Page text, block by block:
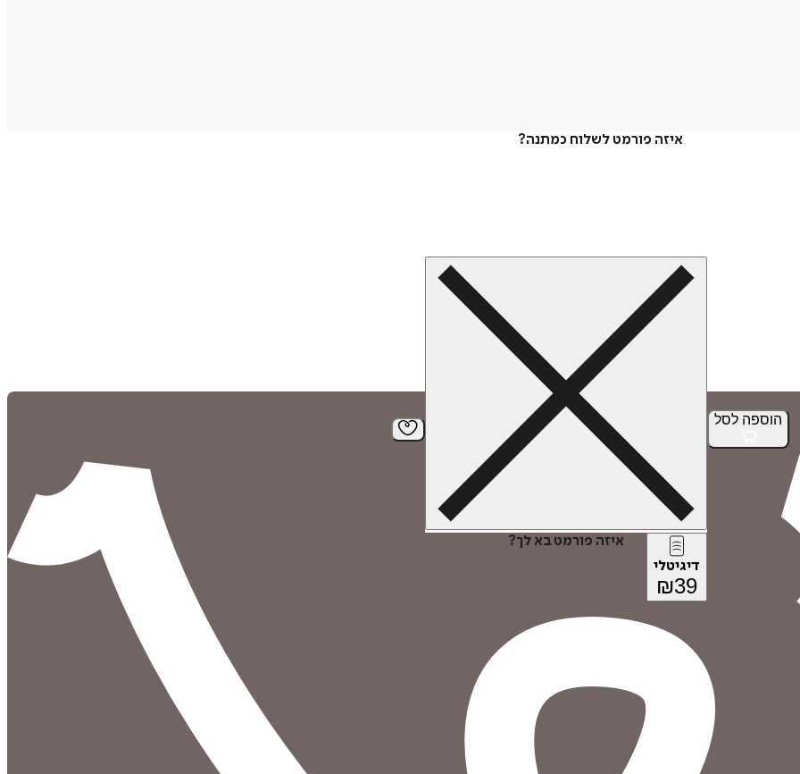
איזה פורמט לשלוח כמתנה?
הוספה לסל
איזה פורמט בא לך?
דיגיטלי
₪39